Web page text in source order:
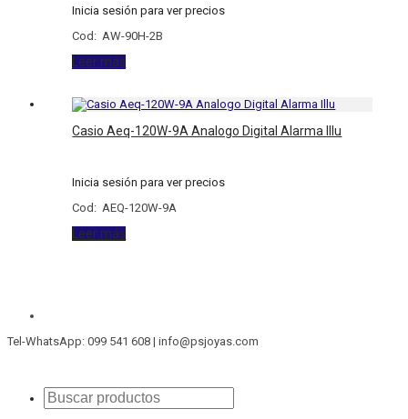
Inicia sesión para ver precios
Cod: AW-90H-2B
Leer más
Casio Aeq-120W-9A Analogo Digital Alarma Illu
Inicia sesión para ver precios
Cod: AEQ-120W-9A
Leer más
Tel-WhatsApp: 099 541 608 | info@psjoyas.com